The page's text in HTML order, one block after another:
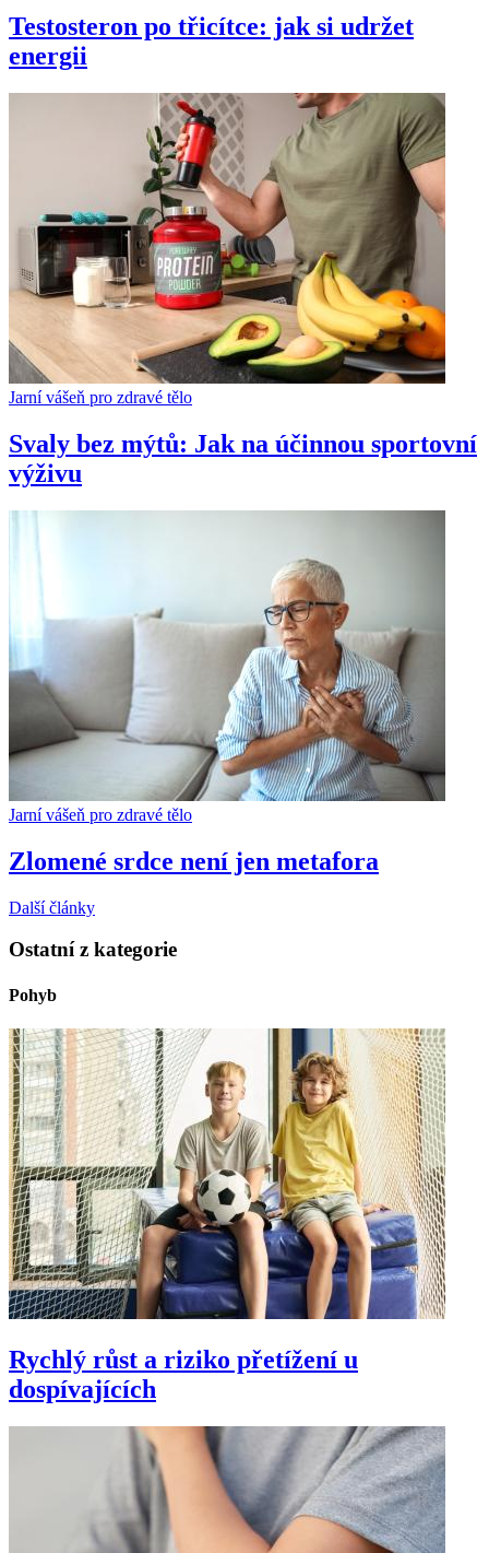
Testosteron po třicítce: jak si udržet
energii
Jarní vášeň pro zdravé tělo
Svaly bez mýtů: Jak na účinnou sportovní
výživu
Jarní vášeň pro zdravé tělo
Zlomené srdce není jen metafora
Další články
Ostatní z kategorie
Pohyb
Rychlý růst a riziko přetížení u
dospívajících